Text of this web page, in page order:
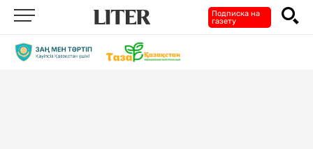
Подписка на
газету